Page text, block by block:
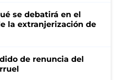
se debatirá en el
la extranjerización de
de renuncia del